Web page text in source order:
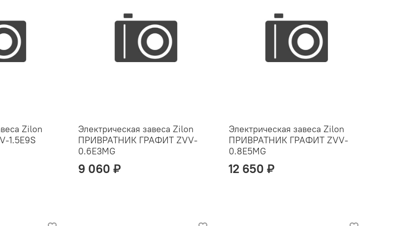
Zilon
1.5E9S
Электрическая завеса Zilon
ПРИВРАТНИК ГРАФИТ ZVV-
0.6E3MG
9 060 ₽
Электрическая завеса Zilon
ПРИВРАТНИК ГРАФИТ ZVV-
0.8E5MG
12 650 ₽